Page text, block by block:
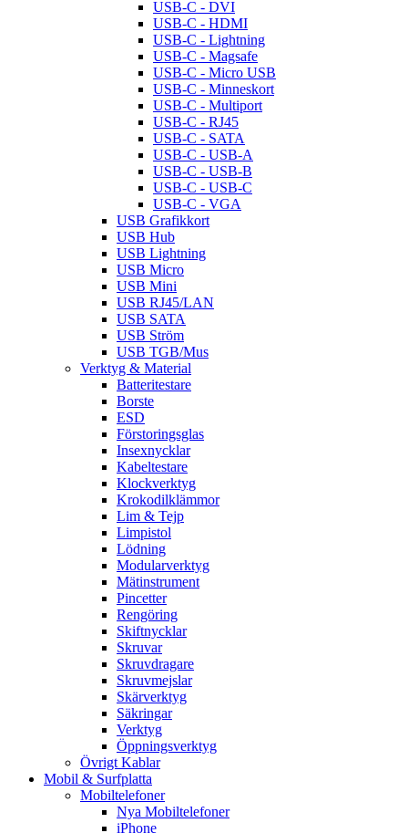
USB-C - DVI
USB-C - HDMI
USB-C - Lightning
USB-C - Magsafe
USB-C - Micro USB
USB-C - Minneskort
USB-C - Multiport
USB-C - RJ45
USB-C - SATA
USB-C - USB-A
USB-C - USB-B
USB-C - USB-C
USB-C - VGA
USB Grafikkort
USB Hub
USB Lightning
USB Micro
USB Mini
USB RJ45/LAN
USB SATA
USB Ström
USB TGB/Mus
Verktyg & Material
Batteritestare
Borste
ESD
Förstoringsglas
Insexnycklar
Kabeltestare
Klockverktyg
Krokodilklämmor
Lim & Tejp
Limpistol
Lödning
Modularverktyg
Mätinstrument
Pincetter
Rengöring
Skiftnycklar
Skruvar
Skruvdragare
Skruvmejslar
Skärverktyg
Säkringar
Verktyg
Öppningsverktyg
Övrigt Kablar
Mobil & Surfplatta
Mobiltelefoner
Nya Mobiltelefoner
iPhone